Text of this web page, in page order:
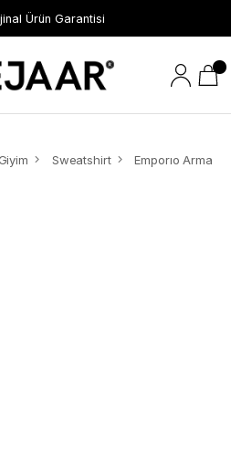
Ürün Garantisi
Teslimat
Sweatshirt